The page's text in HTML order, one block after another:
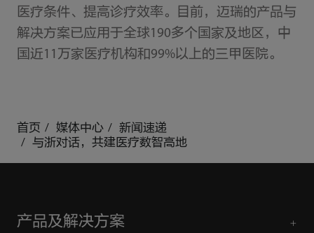
医疗条件、提高诊疗效率。目前，迈瑞的产品与
解决方案已应用于全球190多个国家及地区，中
国近11万家医疗机构和99%以上的三甲医院。
首页 媒体中心
新闻速递
与浙对话，共建医疗数智高地
产品及解决方案